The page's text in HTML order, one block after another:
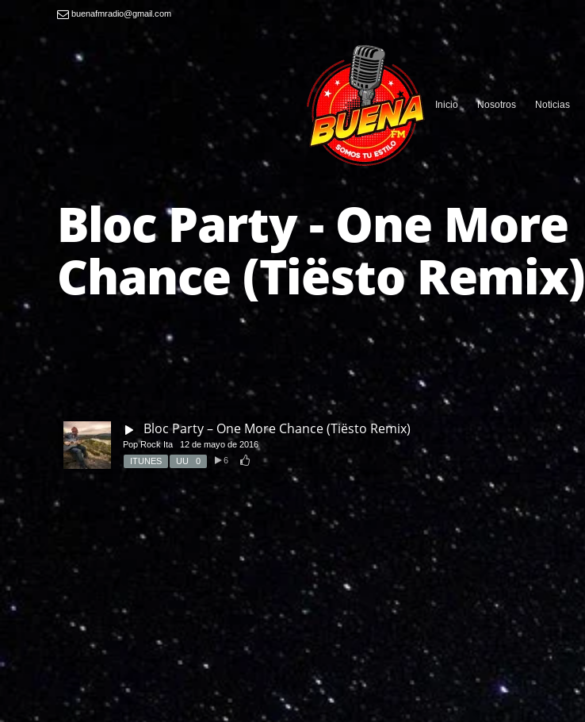
buenafmradio@gmail.com
Inicio Nosotros Noticias
Bloc Party - One More
Chance (Tiësto Remix)
Bloc Party – One More Chance (Tiësto Remix)
Pop Rock Ita
12 de mayo de 2016
6
ITUNES UU 0